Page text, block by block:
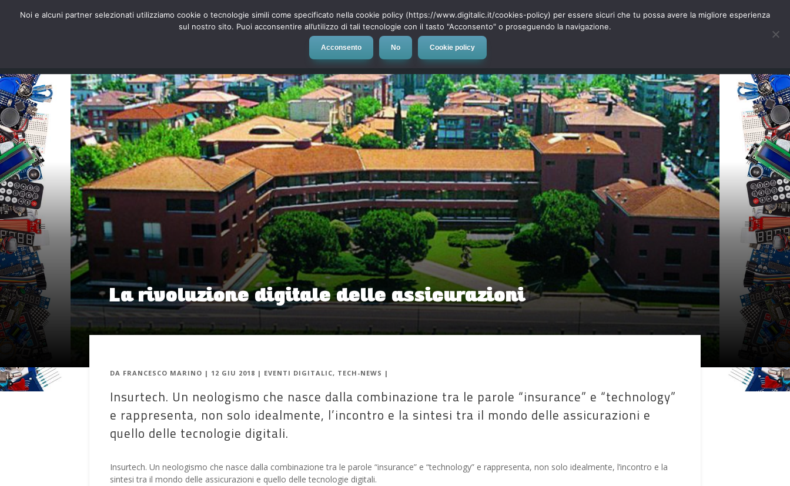
Social Network App Automotive Tech-News
La rivoluzione digitale delle assicurazioni
DA FRANCESCO MARINO | 12 GIU 2018 | EVENTI DIGITALIC, TECH-NEWS |
Insurtech. Un neologismo che nasce dalla combinazione tra le parole “insurance” e “technology”
e rappresenta, non solo idealmente, l’incontro e la sintesi tra il mondo delle assicurazioni e
quello delle tecnologie digitali.
Insurtech. Un neologismo che nasce dalla combinazione tra le parole “insurance” e “technology” e rappresenta, non solo idealmente, l’incontro e la
sintesi tra il mondo delle assicurazioni e quello delle tecnologie digitali.
Noi e alcuni partner selezionati utilizziamo cookie o tecnologie simili come specificato nella cookie policy (https://www.digitalic.it/cookies-policy) per essere sicuri che tu possa avere la migliore esperienza
sul nostro sito. Puoi acconsentire all’utilizzo di tali tecnologie con il tasto "Acconsento" o proseguendo la navigazione.
Acconsento No Cookie policy